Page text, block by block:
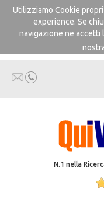
Utilizziamo Cookie
experience. Se
navigazione ne accetti
N.1 nella